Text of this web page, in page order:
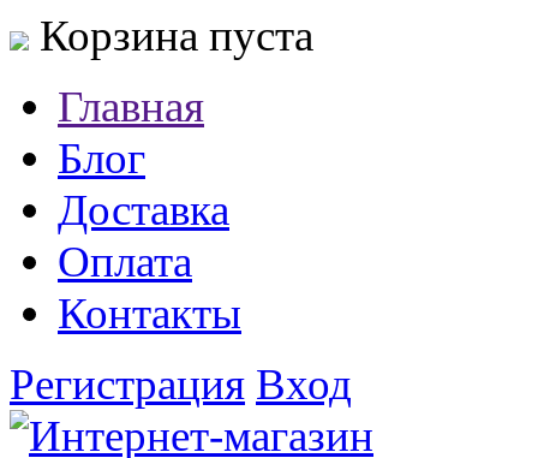
Корзина пуста
Главная
Блог
Доставка
Оплата
Контакты
Регистрация Вход